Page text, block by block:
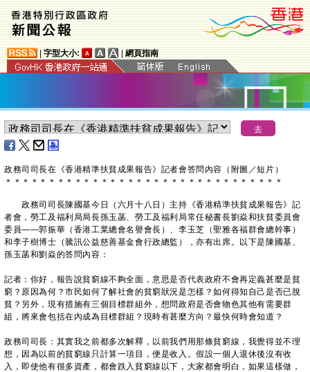
字型大小: 網頁指南
政務司司長在《香港精準扶貧成果報告》記者會答問內容（附圖／短片）
＊ ＊ ＊ ＊ ＊ ＊ ＊ ＊ ＊ ＊ ＊ ＊ ＊ ＊ ＊ ＊ ＊ ＊ ＊ ＊ ＊ ＊ ＊ ＊ ＊ ＊ ＊ ＊ ＊ ＊ ＊ ＊
政務司司長陳國基今日（六月十八日）主持《香港精準扶貧成果報告》記
者會，勞工及福利局局長孫玉菡、勞工及福利局常任秘書長劉焱和扶貧委員會
委員——郭振華（香港工業總會名譽會長）、李玉芝（聖雅各福群會總幹事）
和李子樹博士（騰訊公益慈善基金會行政總監），亦有出席。以下是陳國基、
孫玉菡和劉焱的答問內容：
記者：你好，報告說貧窮線不夠全面，意思是否代表政府不會再定義甚麼是貧
窮？原因為何？市民如何了解社會的貧窮狀況是怎樣？如何得知自己是否已脫
貧？另外，現有措施有三個目標群組外，想問政府是否會物色其他有需要群
組，將來會包括在內成為目標群組？現時有甚麼方向？最快何時會知道？
政務司司長：其實我之前都多次解釋，以前我們用那條貧窮線，我覺得並不理
想，因為以前的貧窮線只計算一項目，便是收入。假設一個人退休後沒有收
入，即使他有很多資產，都會跌入貧窮線以下，大家都會明白，如果這樣做，